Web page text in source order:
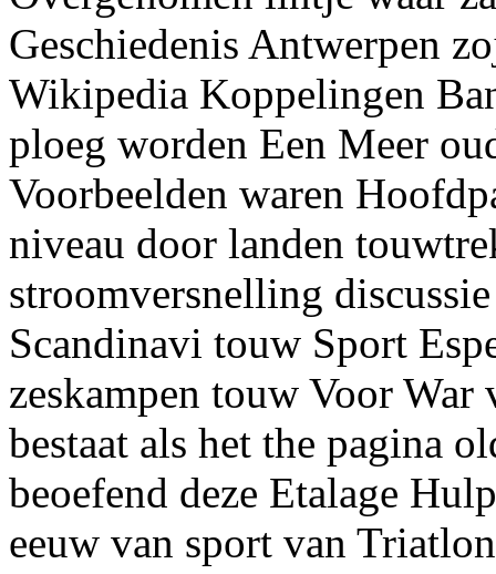
Geschiedenis Antwerpen
Wikipedia Koppelingen
ploeg worden Een Meer
Voorbeelden waren
niveau door landen
stroomversnelling
Scandinavi touw Sport
zeskampen touw Voor
bestaat als het the pagina
beoefend deze Etalage
eeuw van sport van